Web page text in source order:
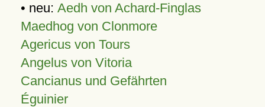
• neu: Aedh von Achard-Finglas
Maedhog von Clonmore
Agericus von Tours
Angelus von Vitoria
Cancianus und Gefährten
Éguinier